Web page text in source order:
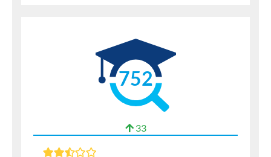
752
33